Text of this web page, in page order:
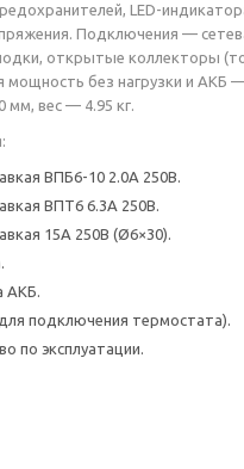
LED-
Подключения —
открытые коллекторы
мощность без нагрузки и АКБ
мм, вес — 4.95 кг.
ВПБ6-10 2.0А 250В.
ВПТ6 6.3А 250В.
15А 250В (Ø6×30).
АКБ.
подключения термостата).
по эксплуатации.